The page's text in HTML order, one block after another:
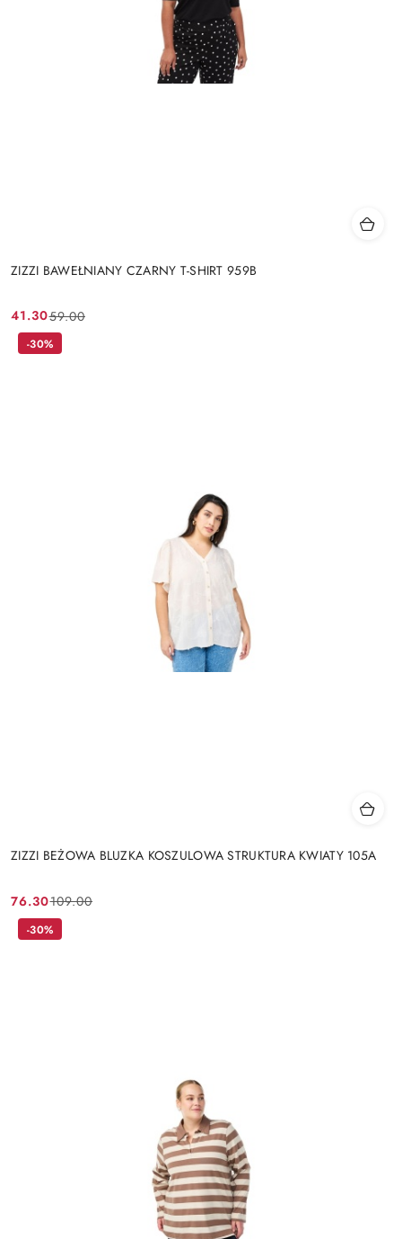
ZIZZI BAWEŁNIANY CZARNY T-SHIRT 959B
Cena
promocyjna:
41.30
Cena
przed
59.00
ZIZZI BEŻOWA BLUZKA KOSZULOWA STRUKTURA KWIATY 105A
Cena
promocyjna:
76.30
Cena
przed
109.00
-30%
-30%